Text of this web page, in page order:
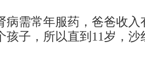
病需常年服药，爸爸收
孩子，所以直到 11岁，